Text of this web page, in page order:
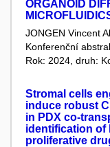
ORGANOID
JONGEN Vincent
Konferenční
Rok: 2024, druh:
Stromal cells
induce robust
in PDX co-
identification of
proliferative